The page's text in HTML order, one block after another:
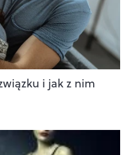
i jak z nim